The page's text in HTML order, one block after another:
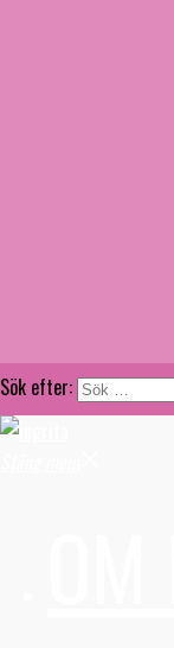
Sök efter: